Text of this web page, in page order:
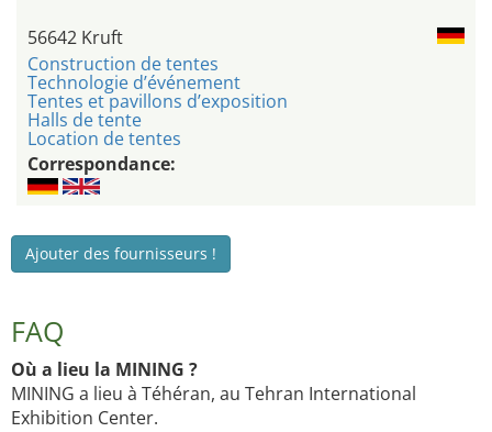
56642 Kruft
Construction de tentes
Technologie d’événement
Tentes et pavillons d’exposition
Halls de tente
Location de tentes
Correspondance:
Ajouter des fournisseurs !
FAQ
Où a lieu la MINING ?
MINING a lieu à Téhéran, au Tehran International
Exhibition Center.